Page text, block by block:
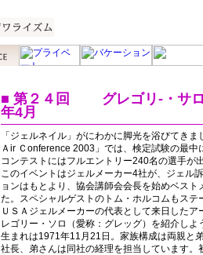
■ 第２４回 グレゴリ-・
年4月
「ジェルネイル」がにわかに脚光を浴びてき
Ａir Ｃonference 2003」では、検定試験の最
コンテストにはフルエントリー240名の選手が
このイベントはジェルメーカー4社が、ジェル
ョンはもとより、協会講師会会長を始めベス
た。スペシャルゲストのトム・ホルコムもス
ＵＳＡジェルメーカーの代表として来日した
レゴリー・ソロ（愛称：グレッグ）を紹介しよ
生まれは1971年11月21日。家族構成は両親と
社長、弟さんは同社の経理を担当しています